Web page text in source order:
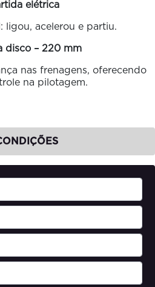
elétrica
ligou, acelerou e partiu.
disco – 220 mm
nas frenagens, oferecendo
na pilotagem.